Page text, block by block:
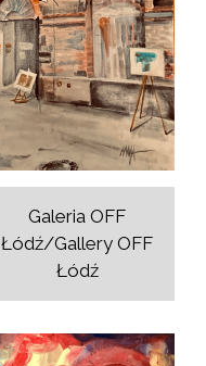
Galeria OFF
Łódź/Gallery OFF
Łódź